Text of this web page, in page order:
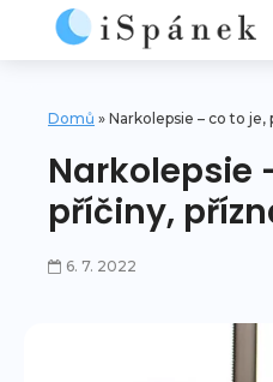
Domů » Narkolepsie – co to je,
Narkolepsie
příčiny,
6. 7. 2022